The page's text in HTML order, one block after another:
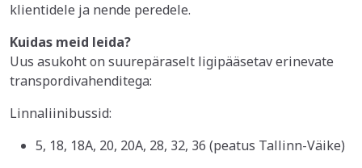
klientidele ja nende peredele.
Kuidas meid leida?
Uus asukoht on suurepäraselt ligipääsetav erinevate
transpordivahenditega:
Linnaliinibussid:
5, 18, 18A, 20, 20A, 28, 32, 36 (peatus Tallinn-Väike)